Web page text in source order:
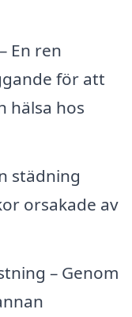
En ren
för att
hälsa hos
städning
orsakade av
– Genom